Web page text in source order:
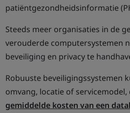
patiëntgezondheidsinformatie
Steeds meer organisaties in de
verouderde computersystemen
beveiliging en privacy te
Robuuste beveiligingssystemen
omvang, locatie of
gemiddelde kosten van een